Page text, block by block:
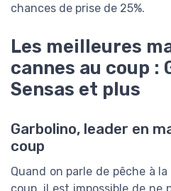
chances de prise de 25%.
Les meilleures
cannes au coup :
Sensas et plus
Garbolino, leader en
coup
Quand on parle de pêche à